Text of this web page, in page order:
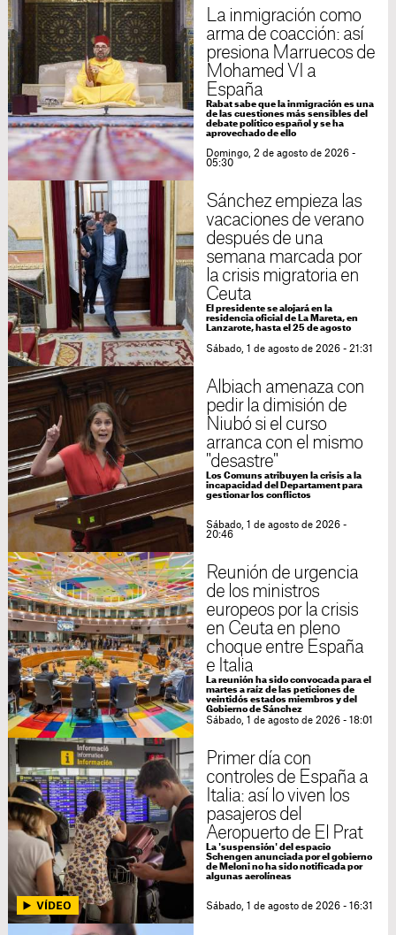
La inmigración como
arma de coacción: así
presiona Marruecos de
Mohamed VI a
España
Rabat sabe que la inmigración es una
de las cuestiones más sensibles del
debate político español y se ha
aprovechado de ello
Domingo, 2 de agosto de 2026 -
05:30
Sánchez empieza las
vacaciones de verano
después de una
semana marcada por
la crisis migratoria en
Ceuta
El presidente se alojará en la
residencia oficial de La Mareta, en
Lanzarote, hasta el 25 de agosto
Sábado, 1 de agosto de 2026 - 21:31
Albiach amenaza con
pedir la dimisión de
Niubó si el curso
arranca con el mismo
"desastre"
Los Comuns atribuyen la crisis a la
incapacidad del Departament para
gestionar los conflictos
Sábado, 1 de agosto de 2026 -
20:46
Reunión de urgencia
de los ministros
europeos por la crisis
en Ceuta en pleno
choque entre España
e Italia
La reunión ha sido convocada para el
martes a raíz de las peticiones de
veintidós estados miembros y del
Gobierno de Sánchez
Sábado, 1 de agosto de 2026 - 18:01
Primer día con
controles de España a
Italia: así lo viven los
pasajeros del
Aeropuerto de El Prat
La 'suspensión' del espacio
Schengen anunciada por el gobierno
de Meloni no ha sido notificada por
algunas aerolíneas
Sábado, 1 de agosto de 2026 - 16:31